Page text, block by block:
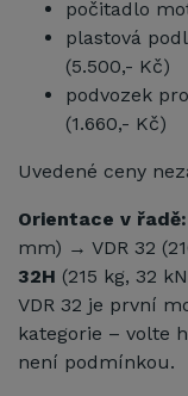
počitadlo
plastová
(5.500,- Kč)
podvozek
(1.660,- Kč)
Uvedené ceny
Orientace v řadě:
mm) → VDR 32
32H (215 kg, 32
VDR 32 je první
kategorie – volte
není podmínkou.